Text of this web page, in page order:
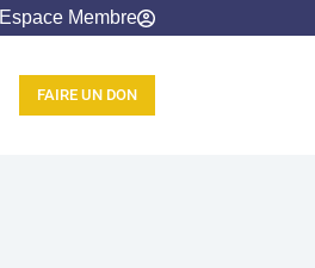
Espace Membre
FAIRE UN DON